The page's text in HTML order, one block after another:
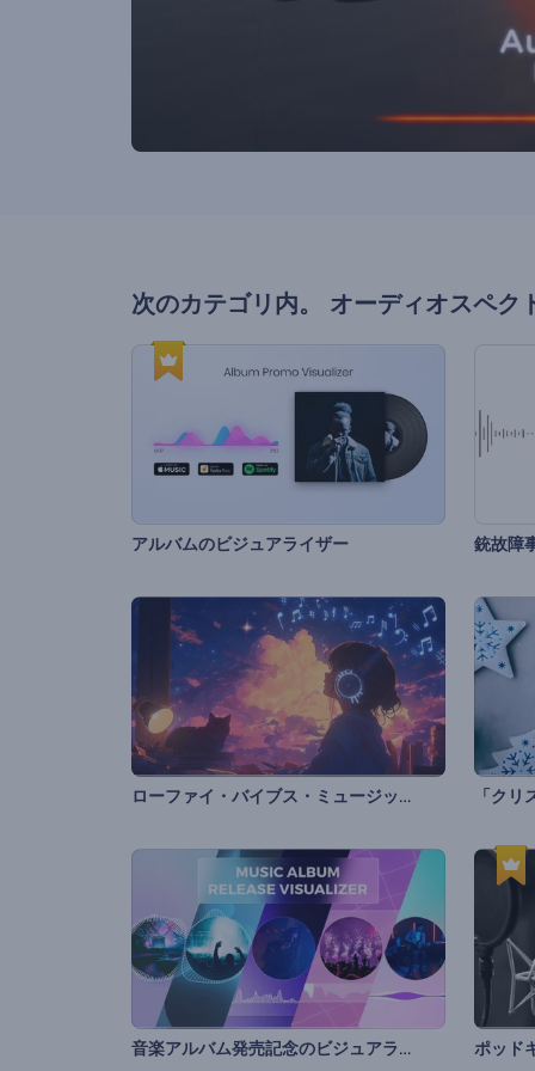
次のカテゴリ内。 オーディオスペク
アルバムのビジュアライザー 銃故障
ローファイ・バイブス・ミュージック・ビジュアライザー
音楽アルバム発売記念のビジュアライザー